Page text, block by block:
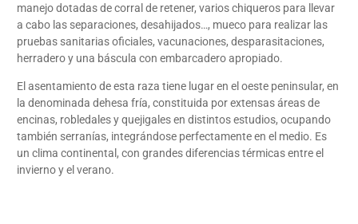
manejo dotadas de corral de retener, varios chiqueros para llevar
a cabo las separaciones, desahijados…, mueco para realizar las
pruebas sanitarias oficiales, vacunaciones, desparasitaciones,
herradero y una báscula con embarcadero apropiado.
El asentamiento de esta raza tiene lugar en el oeste peninsular, en
la denominada dehesa fría, constituida por extensas áreas de
encinas, robledales y quejigales en distintos estudios, ocupando
también serranías, integrándose perfectamente en el medio. Es
un clima continental, con grandes diferencias térmicas entre el
invierno y el verano.